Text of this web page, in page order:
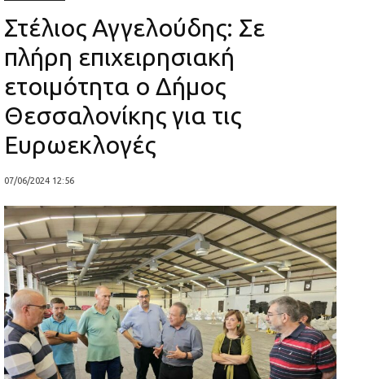
Στέλιος Αγγελούδης: Σε
πλήρη επιχειρησιακή
ετοιμότητα ο Δήμος
Θεσσαλονίκης για τις
Ευρωεκλογές
07/06/2024 12:56